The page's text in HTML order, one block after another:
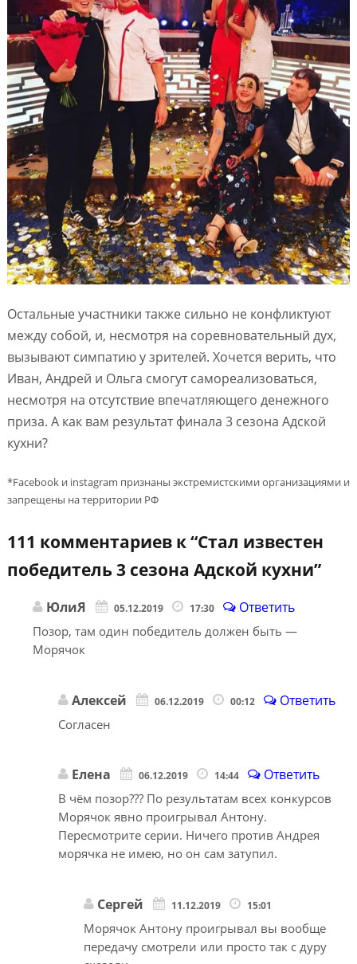
Остальные участники также сильно не конфликтуют
между собой, и, несмотря на соревновательный дух,
вызывают симпатию у зрителей. Хочется верить, что
Иван, Андрей и Ольга смогут самореализоваться,
несмотря на отсутствие впечатляющего денежного
приза. А как вам результат финала 3 сезона Адской
кухни?
*Facebook и instagram признаны экстремистскими организациями и
запрещены на территории РФ
111 комментариев к “Стал известен
победитель 3 сезона Адской кухни”
ЮлиЯ 05.12.2019 17:30 Ответить
Позор, там один победитель должен быть —
Морячок
Алексей 06.12.2019 00:12 Ответить
Согласен
Елена 06.12.2019 14:44 Ответить
В чём позор??? По результатам всех конкурсов
Морячок явно проигрывал Антону.
Пересмотрите серии. Ничего против Андрея
морячка не имею, но он сам затупил.
Сергей 11.12.2019 15:01
Морячок Антону проигрывал вы вообще
передачу смотрели или просто так с дуру